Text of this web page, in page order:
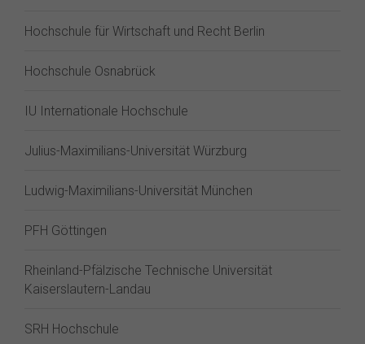
Hochschule für Wirtschaft und Recht Berlin
Hochschule Osnabrück
IU Internationale Hochschule
Julius-Maximilians-Universität Würzburg
Ludwig-Maximilians-Universität München
PFH Göttingen
Rheinland-Pfälzische Technische Universität
Kaiserslautern-Landau
SRH Hochschule